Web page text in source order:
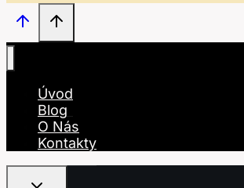
Úvod
Blog
O Nás
Kontakty